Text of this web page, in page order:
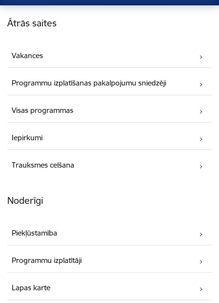
Kājene
Ātrās saites
Vakances
Programmu izplatīšanas pakalpojumu sniedzēji
Visas programmas
Iepirkumi
Trauksmes celšana
Noderīgi
Piekļūstamība
Programmu izplatītāji
Lapas karte